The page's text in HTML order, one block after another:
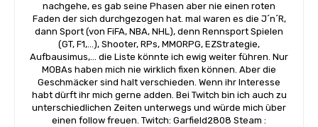
nachgehe, es gab seine Phasen aber nie einen roten
Faden der sich durchgezogen hat. mal waren es die J´n´R,
dann Sport (von FiFA, NBA, NHL), denn Rennsport Spielen
(GT, F1,...), Shooter, RPs, MMORPG, EZStrategie,
Aufbausimus,... die Liste könnte ich ewig weiter führen. Nur
MOBAs haben mich nie wirklich fixen können. Aber die
Geschmäcker sind halt verschieden. Wenn ihr Interesse
habt dürft ihr mich gerne adden. Bei Twitch bin ich auch zu
unterschiedlichen Zeiten unterwegs und würde mich über
einen follow freuen. Twitch: Garfield2808 Steam :